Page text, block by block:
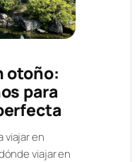
otoño:
para
viajar en
viajar en